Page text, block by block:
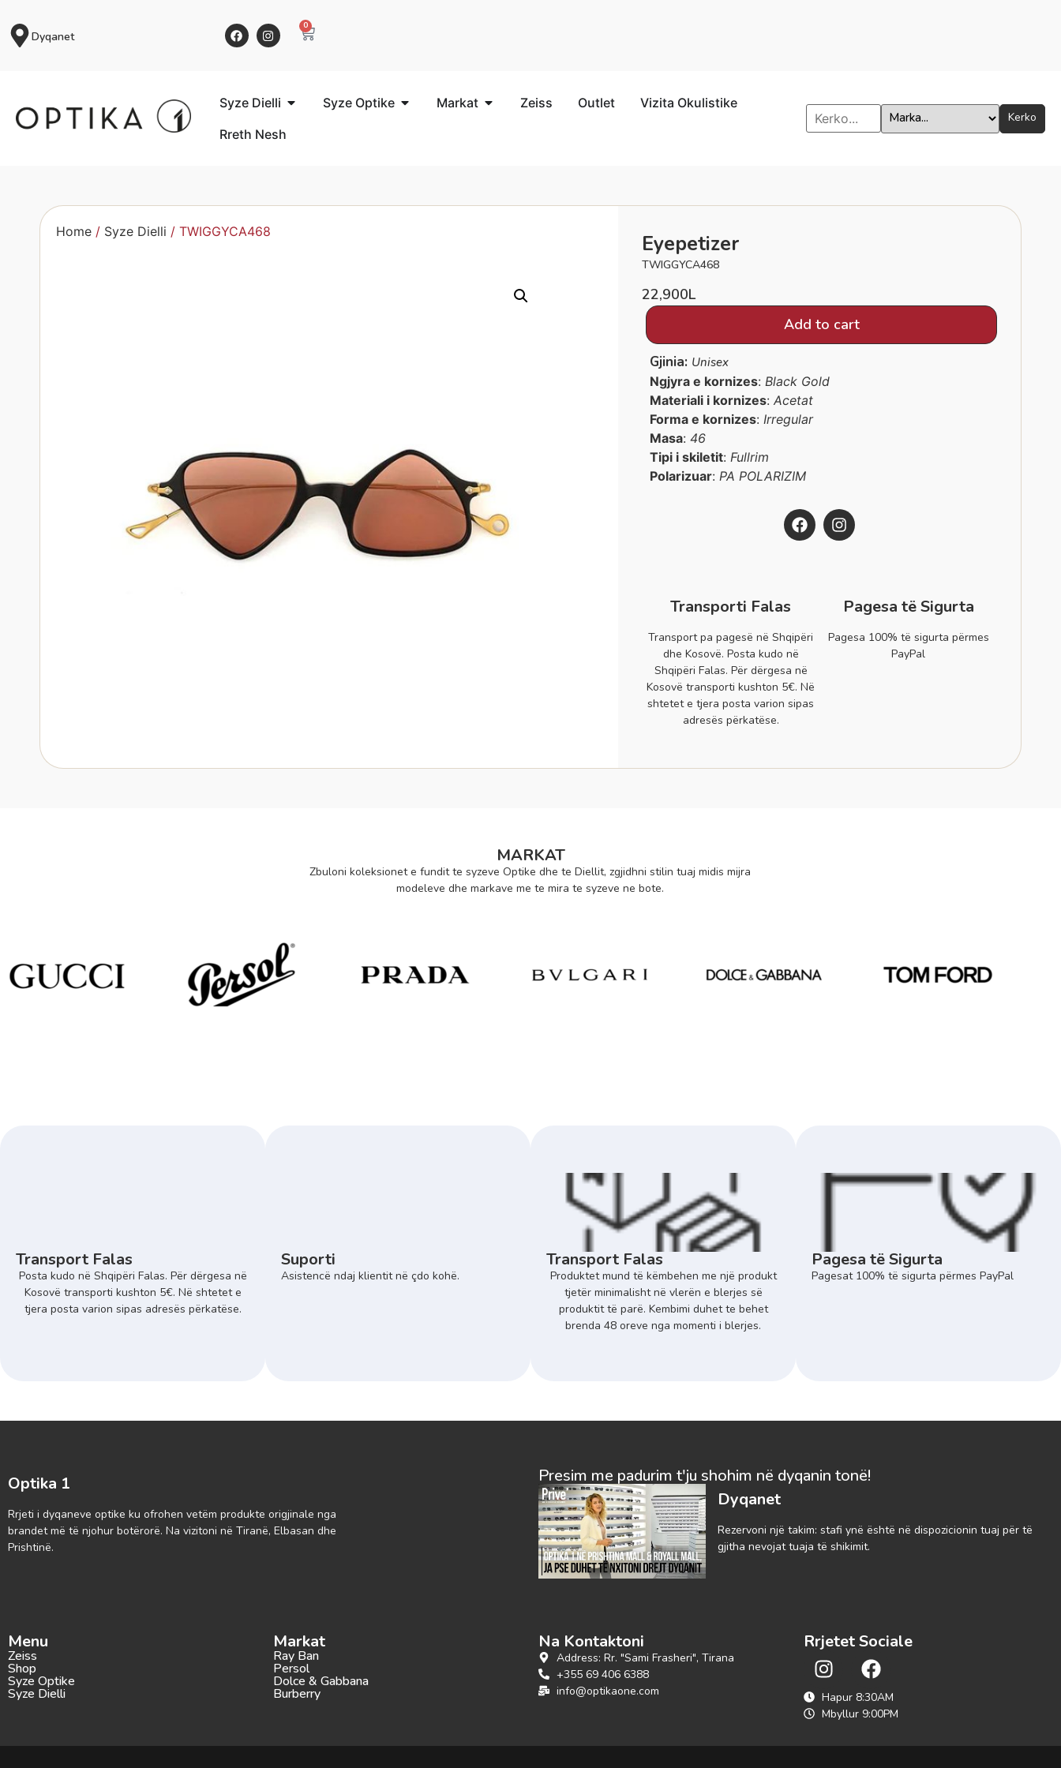
Dyqanet
0
Syze Dielli Syze Optike Markat Zeiss Outlet
Vizita Okulistike
Rreth Nesh
Kerko
Home / Syze Dielli / TWIGGYCA468 Eyepetizer
TWIGGYCA468
22,900L
Add to cart
Gjinia: Unisex
Ngjyra e kornizes:Black Gold
Materiali i kornizes:Acetat
Forma e kornizes:Irregular
Masa:46
Tipi i skiletit:Fullrim
Polarizuar:PA POLARIZIM
Transporti Falas
Transport pa pagesë në Shqipëri
dhe Kosovë. Posta kudo në
Shqipëri Falas. Për dërgesa në
Kosovë transporti kushton 5€. Në
shtetet e tjera posta varion sipas
adresës përkatëse.
Pagesa të Sigurta
Pagesa 100% të sigurta përmes
PayPal
MARKAT
Zbuloni koleksionet e fundit te syzeve Optike dhe te Diellit, zgjidhni stilin tuaj midis mijra
modeleve dhe markave me te mira te syzeve ne bote.
Transport Falas
Posta kudo në Shqipëri Falas. Për dërgesa në
Kosovë transporti kushton 5€. Në shtetet e
tjera posta varion sipas adresës përkatëse.
Suporti
Asistencë ndaj klientit në çdo kohë.
Transport Falas
Produktet mund të këmbehen me një produkt
tjetër minimalisht në vlerën e blerjes së
produktit të parë. Kembimi duhet te behet
brenda 48 oreve nga momenti i blerjes.
Pagesa të Sigurta
Pagesat 100% të sigurta përmes PayPal
Optika 1
Rrjeti i dyqaneve optike ku ofrohen vetëm produkte origjinale nga
brandet më të njohur botërorë. Na vizitoni në Tiranë, Elbasan dhe
Prishtinë.
Presim me padurim t'ju shohim në dyqanin tonë!
Dyqanet
Rezervoni një takim: stafi ynë është në dispozicionin tuaj për të
gjitha nevojat tuaja të shikimit.
Menu
Zeiss
Shop
Syze Optike
Syze Dielli
Markat
Ray Ban
Persol
Dolce & Gabbana
Burberry
Na Kontaktoni
Address: Rr. "Sami Frasheri", Tirana
+355 69 406 6388
info@optikaone.com
Rrjetet Sociale
Hapur 8:30AM
Mbyllur 9:00PM